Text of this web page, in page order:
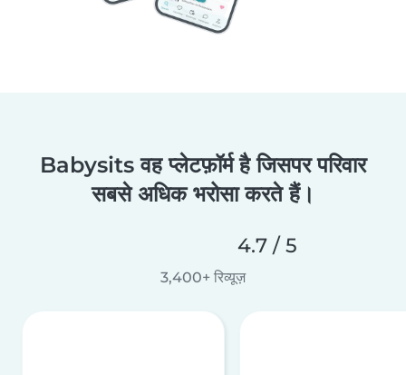
Babysits वह प्लेटफ़ॉर्म है जिसपर परिवार
सबसे अधिक भरोसा करते हैं।
4.7 / 5
3,400+ रिव्यूज़